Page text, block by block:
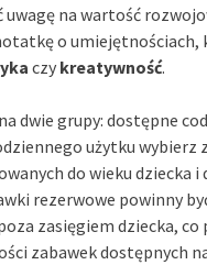
na wartość
o umiejętnościach,
czy kreatywność.
dwie grupy: dostępne
użytku wybierz
do wieku dziecka i
rezerwowe powinny
zasięgiem dziecka, co
zabawek dostępnych